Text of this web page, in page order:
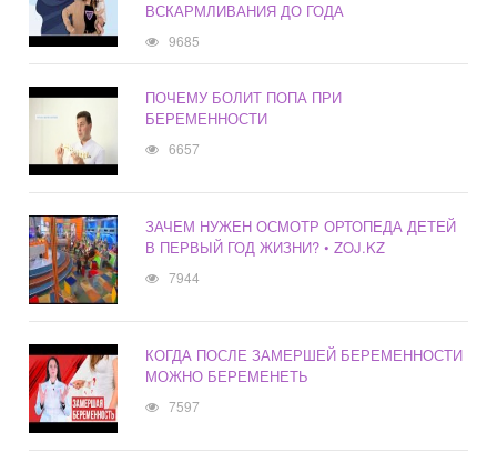
ВСКАРМЛИВАНИЯ ДО ГОДА
9685
ПОЧЕМУ БОЛИТ ПОПА ПРИ
БЕРЕМЕННОСТИ
6657
ЗАЧЕМ НУЖЕН ОСМОТР ОРТОПЕДА ДЕТЕЙ
В ПЕРВЫЙ ГОД ЖИЗНИ? • ZOJ.KZ
7944
КОГДА ПОСЛЕ ЗАМЕРШЕЙ БЕРЕМЕННОСТИ
МОЖНО БЕРЕМЕНЕТЬ
7597